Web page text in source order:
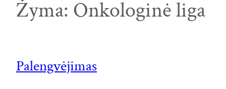
Žyma: Onkologinė liga
Palengvėjimas